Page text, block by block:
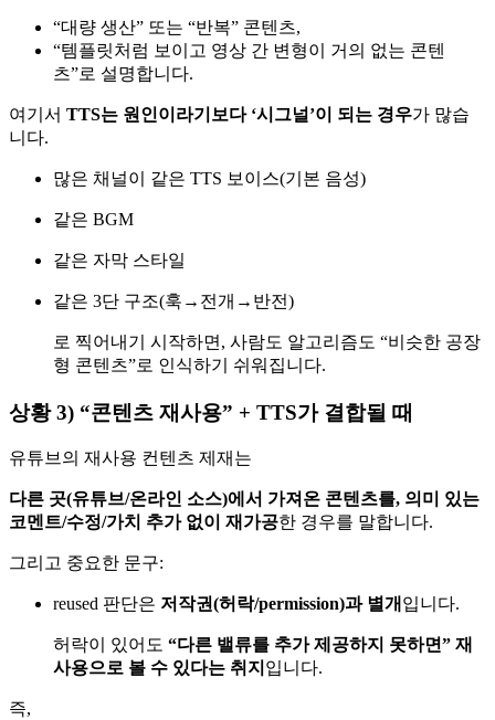
“대량 생산” 또는 “반복” 콘텐츠,
“템플릿처럼 보이고 영상 간 변형이 거의 없는 콘텐
츠”로 설명합니다.
여기서 TTS는 원인이라기보다 ‘시그널’이 되는 경우가 많습
니다.
많은 채널이 같은 TTS 보이스(기본 음성)
같은 BGM
같은 자막 스타일
같은 3단 구조(훅→전개→반전)
로 찍어내기 시작하면, 사람도 알고리즘도 “비슷한 공장
형 콘텐츠”로 인식하기 쉬워집니다.
상황 3) “콘텐츠 재사용” + TTS가 결합될 때
유튜브의 재사용 컨텐츠 제재는
다른 곳(유튜브/온라인 소스)에서 가져온 콘텐츠를, 의미 있는
코멘트/수정/가치 추가 없이 재가공한 경우를 말합니다.
그리고 중요한 문구:
reused 판단은 저작권(허락/permission)과 별개 입니다.
허락이 있어도 “다른 밸류를 추가 제공하지 못하면” 재
사용으로 볼 수 있다는 취지 입니다.
즉,